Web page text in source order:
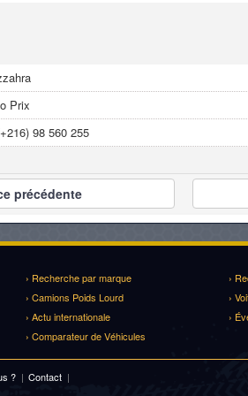
Prix
98 560 255
précédente
› Recherche par marque ›
› Camions Poids Lourd ›
› Actu internationale ›
› Comparateur de Véhicules
? | Contact |